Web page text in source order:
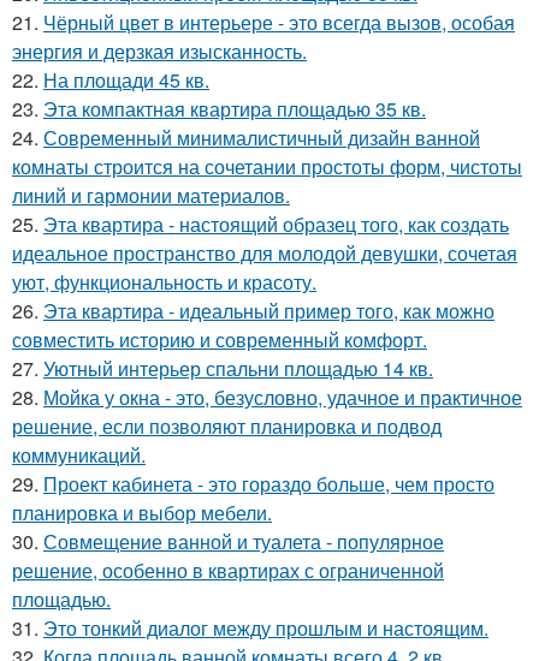
21. Чёрный цвет в интерьере - это всегда вызов, особая
энергия и дерзкая изысканность.
22. На площади 45 кв.
23. Эта компактная квартира площадью 35 кв.
24. Современный минималистичный дизайн ванной
комнаты строится на сочетании простоты форм, чистоты
линий и гармонии материалов.
25. Эта квартира - настоящий образец того, как создать
идеальное пространство для молодой девушки, сочетая
уют, функциональность и красоту.
26. Эта квартира - идеальный пример того, как можно
совместить историю и современный комфорт.
27. Уютный интерьер спальни площадью 14 кв.
28. Мойка у окна - это, безусловно, удачное и практичное
решение, если позволяют планировка и подвод
коммуникаций.
29. Проект кабинета - это гораздо больше, чем просто
планировка и выбор мебели.
30. Совмещение ванной и туалета - популярное
решение, особенно в квартирах с ограниченной
площадью.
31. Это тонкий диалог между прошлым и настоящим.